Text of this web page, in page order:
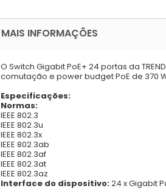
MAIS INFORMAÇÕES
O Switch Gigabit PoE+ 24 portas da
comutação e power budget PoE de 370
Especificações:
Normas:
IEEE 802.3
IEEE 802.3u
IEEE 802.3x
IEEE 802.3ab
IEEE 802.3af
IEEE 802.3at
IEEE 802.3az
Interface do dispositivo:24 x Gigabit